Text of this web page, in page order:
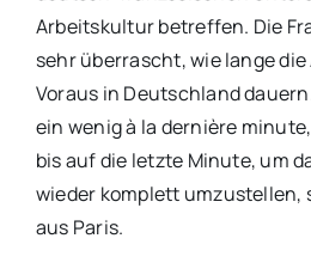
Arbeitskultur betreffen. Die
sehr überrascht, wie lange
Voraus in Deutschland
ein wenig à la dernière
bis auf die letzte Minute, um
wieder komplett umzustellen,
aus Paris.